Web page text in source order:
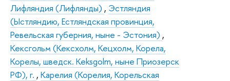
Лифляндия (Лифлянды) , Эстляндия
(Ыстляндию, Естляндская провинция,
Ревельская губерния, ныне - Эстония) ,
Кексгольм (Кексхолм, Кецхолм, Корела,
Корелы, шведск. Keksgolm, ныне Приозерск
РФ), г. , Карелия (Корелия, Корельская